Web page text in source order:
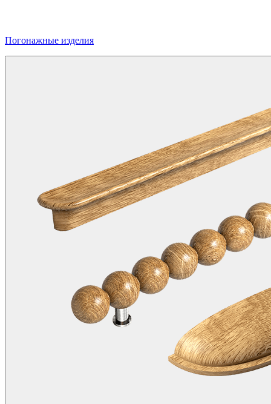
Погонажные изделия